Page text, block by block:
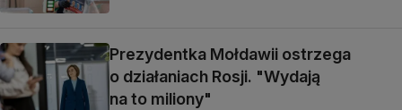
Prezydentka Mołdawii ostrzega
o działaniach Rosji. "Wydają
na to miliony"